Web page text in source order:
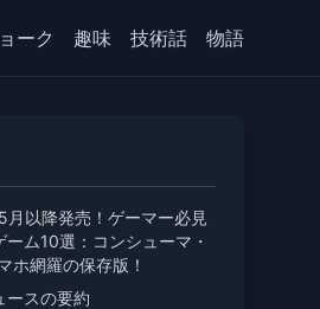
ーク 趣味 技術話 物語
月以降発売！ゲーマー必見
ーム10選：コンシューマ・
ホ網羅の保存版！
ースの要約